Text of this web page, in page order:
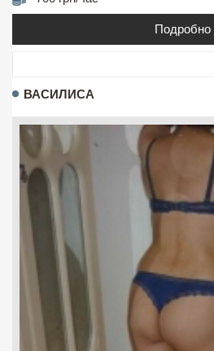
Подробно
ВАСИЛИСА